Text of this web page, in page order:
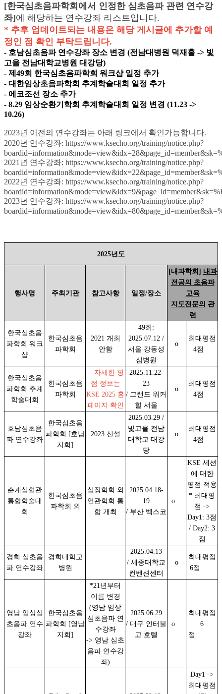
[한국심초음파학회에서 인정한 심초음파 관련 연수강
좌]에 해당하는 연수강좌 리스트입니다.
* 추후 업데이트되는 내용은 해당 게시글에 추가할 예
정인 점 확인 부탁드립니다.
- 호남심초음파 연수강좌 장소 변경 (전남대병원 덕재홀 -> 빛
고을 전남대학교병원 대강당)
- 제49회 한국심초음파학회 워크샵 일정 추가
- 대한임상초음파학회 추계학술대회 일정 추가
- 에코조선 장소 추가
- 8.29 임상순환기학회 추계학술대회 일정 변경 (11.23 ->
10.26)
2023년 이전의 연수강좌는 아래 링크에서 확인가능합니다.
2020년 연수강좌: https://www.ksecho.org/training/notice.php?
2021년 연수강좌: https://www.ksecho.org/training/notice.php?
2022년 연수강좌: https://www.ksecho.org/training/notice.php?
2023년 연수강좌: https://www.ksecho.org/training/notice.php?
2025년도
행사명 주최기관 참고사항 일정/장소
[내과학회] 내과
전공의 초음파
교육
지도전문의 관
련
한국심초음
파학회 워크
샵
한국심초음
파학회
2021 개최
안함
49회:
2025.07.12 /
서울 강동성
심병원
o
최대평점
4점
한국심초음
파학회 추계
학술대회
한국심초음
파학회
자세한 평
점 정보는
KSE 2025 홈
페이지 확인
2025.11.22-
23
/ 그랜드 워커
힐 서울
o
최대평점
4점
호남심초음
파 연수강좌
한국심초음
파학회 [호남
지회]
2023 신설
2025.03.29 /
빛고을 전남
대학교 대강
당
o
최대평점
4점
춘계심혈관
통합학술대
회
한국심초음
파학회 외
심장학회 외
연관학회 통
합 개최
2025.04.18-
19
/ 부산 벡스코
o
KSE 세션
에 대한
평점 적용
* 최대평
점 ->
Day1: 3점
/ Day2: 3
점
경희 심초음
파 연수강좌
경희대학교
병원
2025.04.13
/ 세종대학교
컨벤션센터
o
최대평점
6점
영남 임상심
초음파 연수
강좌
한국심초음
파학회 [영남
지회]
*21년부터
이름 변경
(영남 임상
심초음파 연
수강좌
-> 영남 심초
음파 연수강
좌)
2025.06.29
/ 대구 인터불
고 호텔
o
최대평점
6
점
Day1 ->
최대평점